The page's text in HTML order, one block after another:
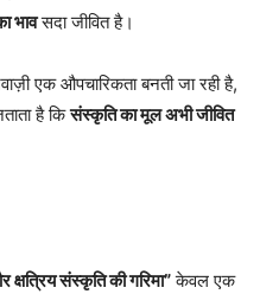
भावसदा जीवित है।
एक औपचारिकता बनती जा रही है,
है किसंस्कृति का मूल अभी जीवित
क्षत्रिय संस्कृति की गरिमा”केवल एक